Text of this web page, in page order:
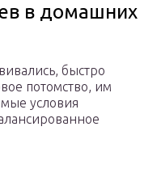
в домашних
быстро
потомство, им
условия